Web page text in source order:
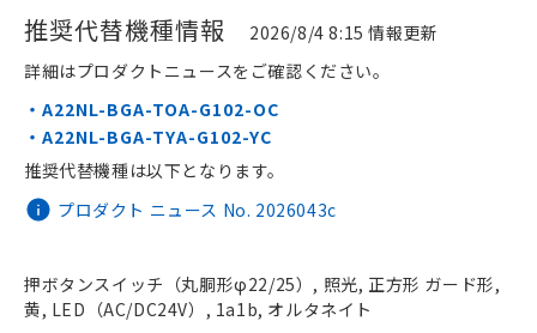
推奨代替機種情報
2026/8/4 8:15 情報更新
プロダクト ニュース No. 2026043c
推奨代替機種は以下となります。
・A22NL-BGA-TOA-G102-OC
・A22NL-BGA-TYA-G102-YC
詳細はプロダクトニュースをご確認ください。
押ボタンスイッチ（丸胴形φ22/25）, 照光, 正方形 ガード形,
黄, LED（AC/DC24V）, 1a1b, オルタネイト